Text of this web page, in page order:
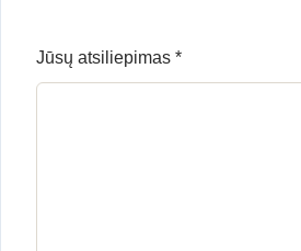
Jūsų atsiliepimas *